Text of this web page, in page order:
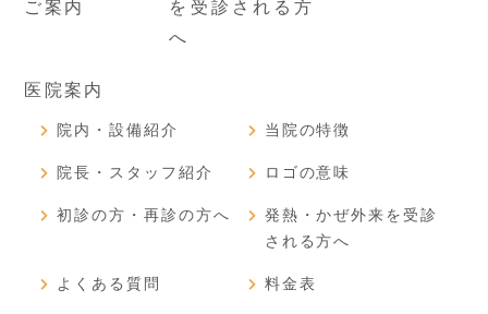
ご案内
を受診される方
へ
医院案内
院内・設備紹介 当院の特徴
院長・スタッフ紹介 ロゴの意味
初診の方・再診の方へ
発熱・かぜ外来を受診
される方へ
よくある質問 料金表